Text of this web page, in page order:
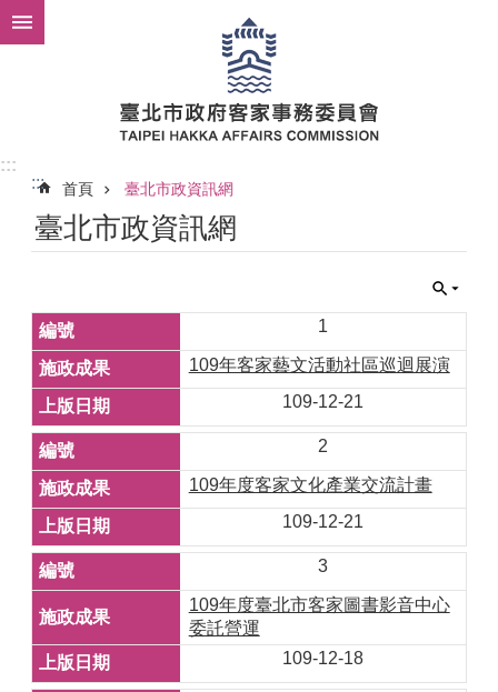
跳到主要內容區塊
:::
:::
首頁 臺北市政資訊網
臺北市政資訊網
1
109年客家藝文活動社區巡迴展演
109-12-21
2
109年度客家文化產業交流計畫
109-12-21
3
109年度臺北市客家圖書影音中心
委託營運
109-12-18